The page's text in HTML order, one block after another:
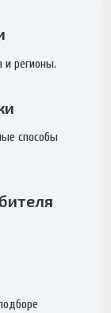
регионы.
способы